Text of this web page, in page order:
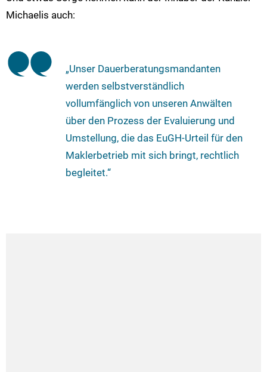
Michaelis auch:
„Unser Dauerberatungsmandanten
werden selbstverständlich
vollumfänglich von unseren Anwälten
über den Prozess der Evaluierung und
Umstellung, die das EuGH-Urteil für den
Maklerbetrieb mit sich bringt, rechtlich
begleitet.“